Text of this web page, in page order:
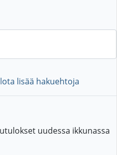
lisää hakuehtoja
uudessa ikkunassa